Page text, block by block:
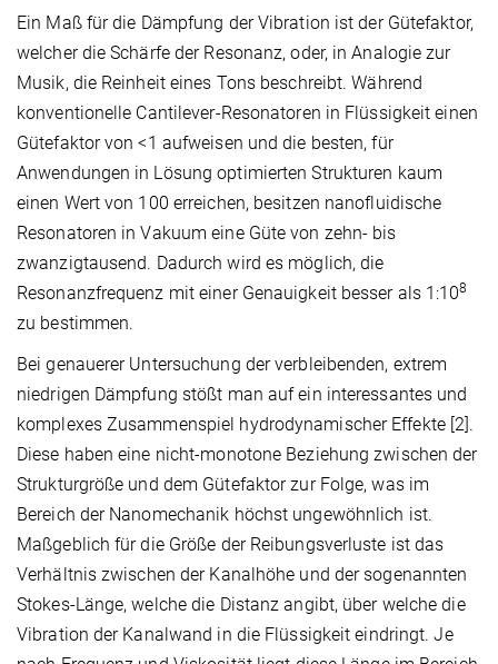
Ein Maß für die Dämpfung der Vibration ist der Gütefaktor,
welcher die Schärfe der Resonanz, oder, in Analogie zur
Musik, die Reinheit eines Tons beschreibt. Während
konventionelle Cantilever-Resonatoren in Flüssigkeit einen
Gütefaktor von <1 aufweisen und die besten, für
Anwendungen in Lösung optimierten Strukturen kaum
einen Wert von 100 erreichen, besitzen nanofluidische
Resonatoren in Vakuum eine Güte von zehn- bis
zwanzigtausend. Dadurch wird es möglich, die
Resonanzfrequenz mit einer Genauigkeit besser als 1:108
zu bestimmen.
Bei genauerer Untersuchung der verbleibenden, extrem
niedrigen Dämpfung stößt man auf ein interessantes und
komplexes Zusammenspiel hydrodynamischer Effekte [2].
Diese haben eine nicht-monotone Beziehung zwischen der
Strukturgröße und dem Gütefaktor zur Folge, was im
Bereich der Nanomechanik höchst ungewöhnlich ist.
Maßgeblich für die Größe der Reibungsverluste ist das
Verhältnis zwischen der Kanalhöhe und der sogenannten
Stokes-Länge, welche die Distanz angibt, über welche die
Vibration der Kanalwand in die Flüssigkeit eindringt. Je